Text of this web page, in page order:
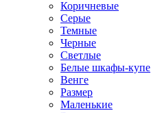
Коричневые
Серые
Темные
Черные
Светлые
Белые шкафы-купе
Венге
Размер
Маленькие